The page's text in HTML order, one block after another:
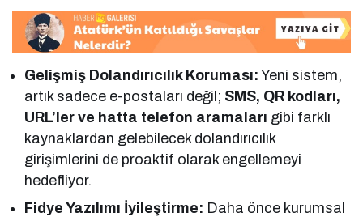
Gelişmiş Dolandırıcılık Koruması: Yeni sistem,
artık sadece e-postaları değil; SMS, QR kodları,
URL’ler ve hatta telefon aramaları gibi farklı
kaynaklardan gelebilecek dolandırıcılık
girişimlerini de proaktif olarak engellemeyi
hedefliyor.
Fidye Yazılımı İyileştirme: Daha önce kurumsal